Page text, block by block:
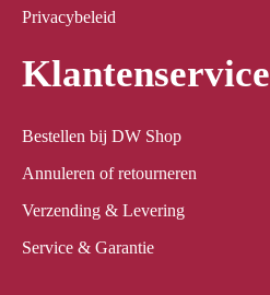
Privacybeleid
Klantenservice
Bestellen bij DW Shop
Annuleren of retourneren
Verzending & Levering
Service & Garantie